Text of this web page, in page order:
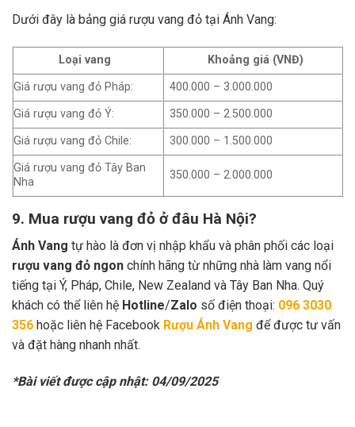
Dưới đây là bảng giá rượu vang đỏ tại Ánh Vang:
Loại vang
Khoảng giá (VNĐ)
Giá rượu vang đỏ Pháp:
400.000 – 3.000.000
Giá rượu vang đỏ Ý:
350.000 – 2.500.000
Giá rượu vang đỏ Chile:
300.000 – 1.500.000
Giá rượu vang đỏ Tây Ban
Nha
350.000 – 2.000.000
9. Mua rượu vang đỏ ở đâu Hà Nội?
Ánh Vang tự hào là đơn vị nhập khẩu và phân phối các loại
rượu vang đỏ ngon chính hãng từ những nhà làm vang nổi
tiếng tại Ý, Pháp, Chile, New Zealand và Tây Ban Nha. Quý
khách có thể liên hệ Hotline/Zalo số điện thoại: 096 3030
356 hoặc liên hệ Facebook Rượu Ánh Vang để được tư vấn
và đặt hàng nhanh nhất.
*Bài viết được cập nhật: 04/09/2025